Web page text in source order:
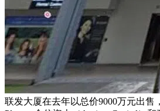
联发大厦在去年以总价9000万元出售